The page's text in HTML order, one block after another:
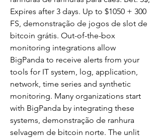
Expires after 3 days. Up to $1050 + 300
FS, demonstração de jogos de slot de
bitcoin grátis. Out-of-the-box
monitoring integrations allow
BigPanda to receive alerts from your
tools for IT system, log, application,
network, time series and synthetic
monitoring. Many organizations start
with BigPanda by integrating these
systems, demonstração de ranhura
selvagem de bitcoin norte. The unlit